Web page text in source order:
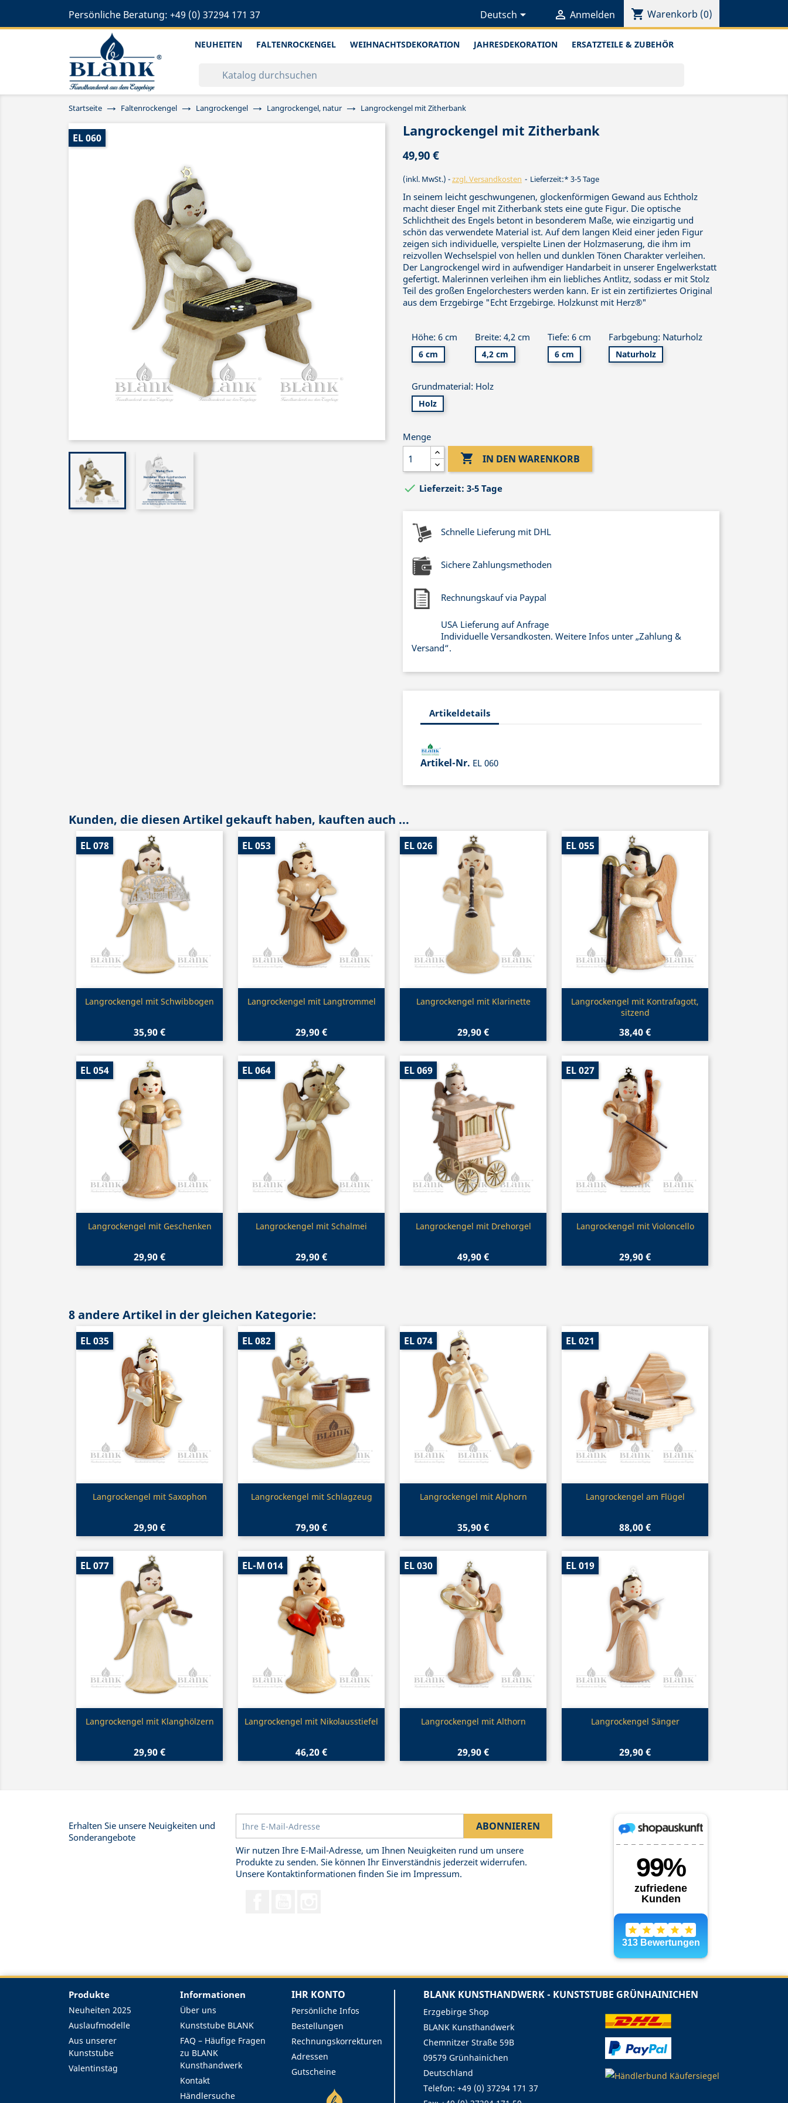
Persönliche Beratung: +49 (0) 37294 171 37 Deutsch  Anmelden shopping_cart Warenkorb (0)
NEUHEITEN FALTENROCKENGEL WEIHNACHTSDEKORATION JAHRESDEKORATION ERSATZTEILE & ZUBEHÖR
Startseite Faltenrockengel Langrockengel Langrockengel, natur Langrockengel mit Zitherbank
EL 060 Langrockengel mit Zitherbank
49,90 €
(inkl. MwSt.) zzgl. Versandkosten Lieferzeit:* 3-5 Tage
In seinem leicht geschwungenen, glockenförmigen Gewand aus Echtholz
macht dieser Engel mit Zitherbank stets eine gute Figur. Die optische
Schlichtheit des Engels betont in besonderem Maße, wie einzigartig und
schön das verwendete Material ist. Auf dem langen Kleid einer jeden Figur
zeigen sich individuelle, verspielte Linen der Holzmaserung, die ihm im
reizvollen Wechselspiel von hellen und dunklen Tönen Charakter verleihen.
Der Langrockengel wird in aufwendiger Handarbeit in unserer Engelwerkstatt
gefertigt. Malerinnen verleihen ihm ein liebliches Antlitz, sodass er mit Stolz
Teil des großen Engelorchesters werden kann. Er ist ein zertifiziertes Original
aus dem Erzgebirge "Echt Erzgebirge. Holzkunst mit Herz®"
Höhe: 6 cm
6 cm
Breite: 4,2 cm
4,2 cm
Tiefe: 6 cm
6 cm
Farbgebung: Naturholz
Naturholz
Grundmaterial: Holz
Holz
Menge
 IN DEN WARENKORB
 Lieferzeit: 3-5 Tage
Schnelle Lieferung mit DHL
Sichere Zahlungsmethoden
Rechnungskauf via Paypal
USA Lieferung auf Anfrage
Individuelle Versandkosten. Weitere Infos unter „Zahlung &
Versand“.
Artikeldetails
Artikel-Nr. EL 060
Kunden, die diesen Artikel gekauft haben, kauften auch ...
Vorschau
Langrockengel mit Schwibbogen
35,90 €
EL 078
Vorschau
Langrockengel mit Langtrommel
29,90 €
EL 053
Vorschau
Langrockengel mit Klarinette
29,90 €
EL 026
Vorschau
Langrockengel mit Kontrafagott,
sitzend
38,40 €
EL 055
Vorschau
Langrockengel mit Geschenken
29,90 €
EL 054
Vorschau
Langrockengel mit Schalmei
29,90 €
EL 064
Vorschau
Langrockengel mit Drehorgel
49,90 €
EL 069
Vorschau
Langrockengel mit Violoncello
29,90 €
EL 027
8 andere Artikel in der gleichen Kategorie:
Vorschau
Langrockengel mit Saxophon
29,90 €
EL 035
Vorschau
Langrockengel mit Schlagzeug
79,90 €
EL 082
Vorschau
Langrockengel mit Alphorn
35,90 €
EL 074
Vorschau
Langrockengel am Flügel
88,00 €
EL 021
Vorschau
Langrockengel mit Klanghölzern
29,90 €
EL 077
Vorschau
Langrockengel mit Nikolausstiefel
46,20 €
EL-M 014
Vorschau
Langrockengel mit Althorn
29,90 €
EL 030
Vorschau
Langrockengel Sänger
29,90 €
EL 019
Erhalten Sie unsere Neuigkeiten und
Sonderangebote
Wir nutzen Ihre E-Mail-Adresse, um Ihnen Neuigkeiten rund um unsere
Produkte zu senden. Sie können Ihr Einverständnis jederzeit widerrufen.
Unsere Kontaktinformationen finden Sie im Impressum.
Produkte
Neuheiten 2025
Auslaufmodelle
Aus unserer
Kunststube
Valentinstag
Informationen
Über uns
Kunststube BLANK
FAQ – Häufige Fragen
zu BLANK
Kunsthandwerk
Kontakt
Händlersuche
IHR KONTO
Persönliche Infos
Bestellungen
Rechnungskorrekturen
Adressen
Gutscheine
BLANK KUNSTHANDWERK - KUNSTSTUBE GRÜNHAINICHEN
Erzgebirge Shop
BLANK Kunsthandwerk
Chemnitzer Straße 59B
09579 Grünhainichen
Deutschland
Telefon: +49 (0) 37294 171 37